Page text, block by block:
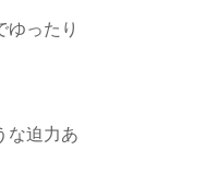
ゆったり
な迫力あ